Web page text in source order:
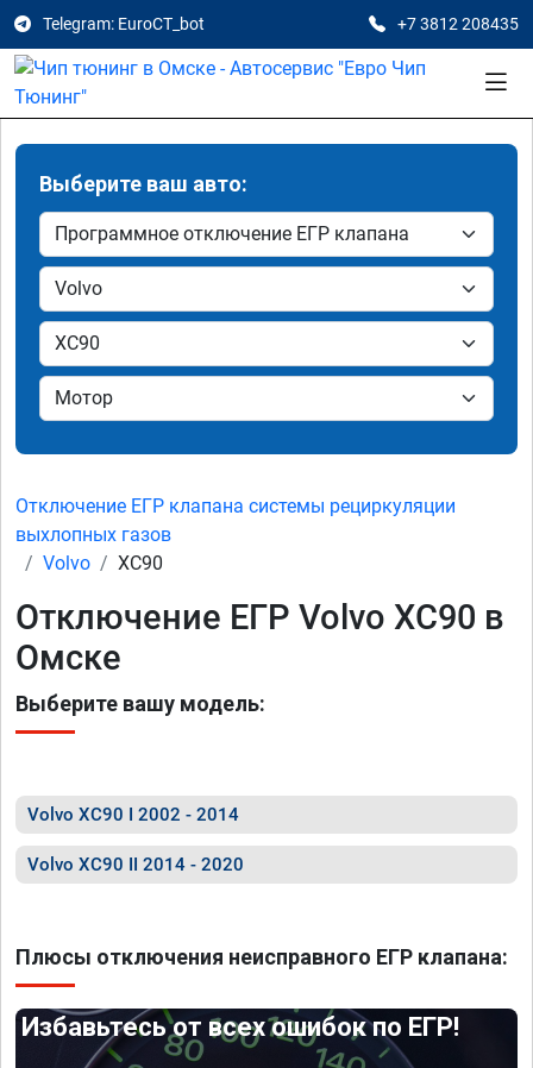
Telegram: EuroCT_bot +7 3812 208435
Выберите ваш авто:
Отключение ЕГР клапана системы рециркуляции
выхлопных газов
Volvo
XC90
Отключение ЕГР Volvo XC90 в
Омске
Выберите вашу модель:
Volvo XC90 I 2002 - 2014
Volvo XC90 II 2014 - 2020
Плюсы отключения неисправного ЕГР клапана:
Избавьтесь от всех ошибок по ЕГР!